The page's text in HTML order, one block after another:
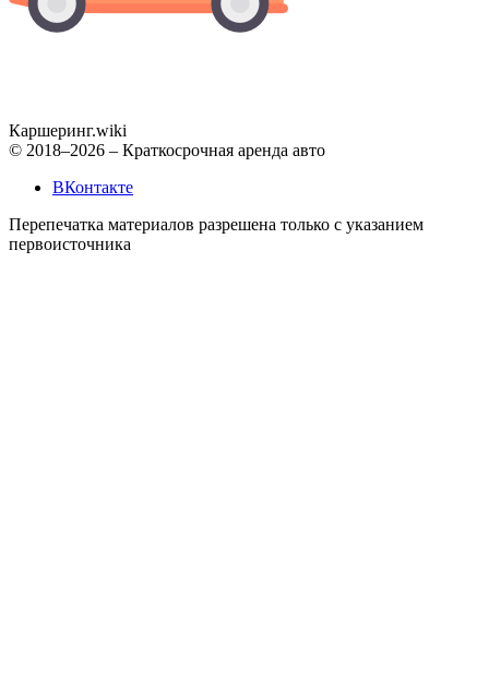
Каршеринг.wiki
© 2018–2026 – Краткосрочная аренда авто
ВКонтакте
Перепечатка материалов разрешена только с указанием
первоисточника